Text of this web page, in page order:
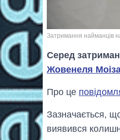
Затримання найманців на
Серед
Жовенеля
Про це
Зазначається,
виявився